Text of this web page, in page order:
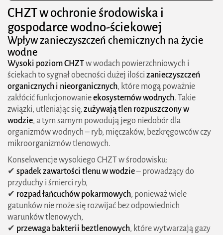
CHZT w ochronie środowiska i
gospodarce wodno-ściekowej
Wpływ zanieczyszczeń chemicznych na życie
wodne
Wysoki poziom CHZTw wodach powierzchniowych i
ściekach to sygnał obecności dużej ilości zanieczyszczeń
organicznych i nieorganicznych, które mogą poważnie
zakłócić funkcjonowanieekosystemów wodnych. Takie
związki, utleniając się, zużywają tlen rozpuszczony w
wodzie, a tym samym powodują jego niedobór dla
organizmów wodnych – ryb, mięczaków, bezkręgowców czy
mikroorganizmów tlenowych.
Konsekwencje wysokiego CHZT w środowisku:
✔ spadek zawartości tlenu w wodzie– prowadzący do
przyduchy i śmierci ryb,
✔ rozpad łańcuchów pokarmowych, ponieważ wiele
gatunków nie może się rozwijać bez odpowiednich
warunków tlenowych,
✔ przewaga bakterii beztlenowych, które wytwarzają gazy